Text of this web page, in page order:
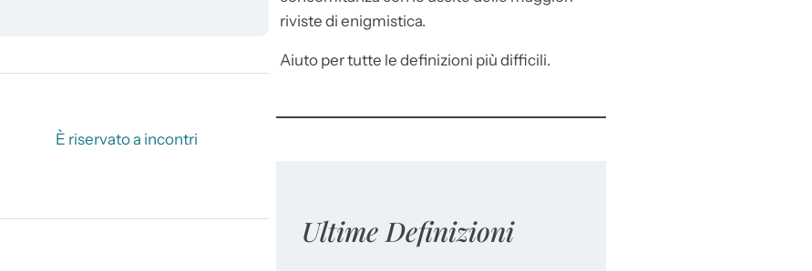
È riservato a incontri
riviste di enigmistica.
Aiuto per tutte le definizioni più difficili.
Ultime Definizioni